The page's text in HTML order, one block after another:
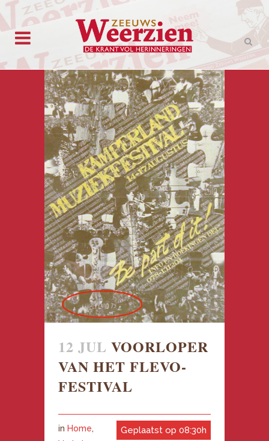
12 JUL VOORLOPER
VAN HET FLEVO-
FESTIVAL
Geplaatst op 08:30h
in Home,